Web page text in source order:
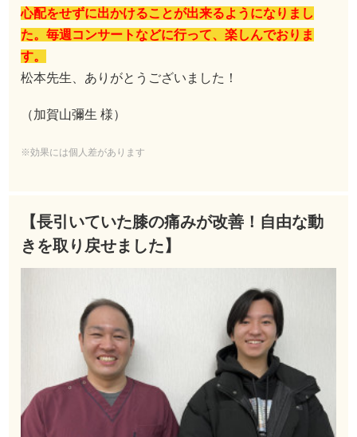
心配をせずに出かけることが出来るようになりまし
た。毎週コンサートなどに行って、楽しんでおりま
す。
松本先生、ありがとうございました！
（加賀山彌生 様）
※効果には個人差があります
【長引いていた膝の痛みが改善！自由な動
きを取り戻せました】